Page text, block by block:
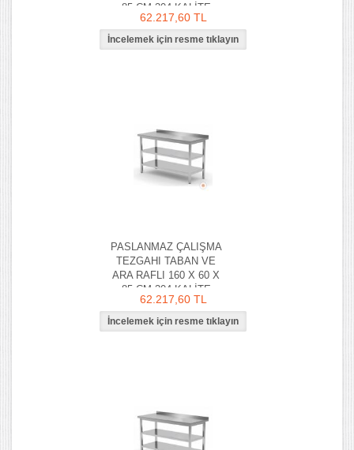
85 CM 304 KALİTE
62.217,60 TL
PASLANMAZ ÇALIŞMA
TEZGAHI TABAN VE
ARA RAFLI 160 X 60 X
85 CM 304 KALİTE
62.217,60 TL